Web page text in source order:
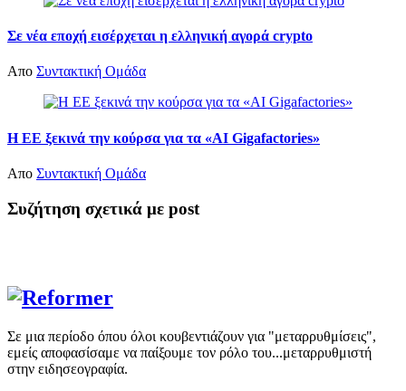
Σε νέα εποχή εισέρχεται η ελληνική αγορά crypto
Απο Συντακτική Ομάδα
Η ΕΕ ξεκινά την κούρσα για τα «AI Gigafactories»
Απο Συντακτική Ομάδα
Συζήτηση σχετικά με post
Σε μια περίοδο όπου όλοι κουβεντιάζουν για "μεταρρυθμίσεις",
εμείς αποφασίσαμε να παίξουμε τον ρόλο του...μεταρρυθμιστή
στην ειδησεογραφία.